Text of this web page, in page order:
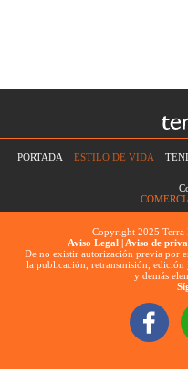
PORTADA ESTILO DE VIDA
Copyright 2025 Terra
Aviso Legal | Aviso de
De no existir autorización previa por
la publicación, retransmisión, edición
y demás